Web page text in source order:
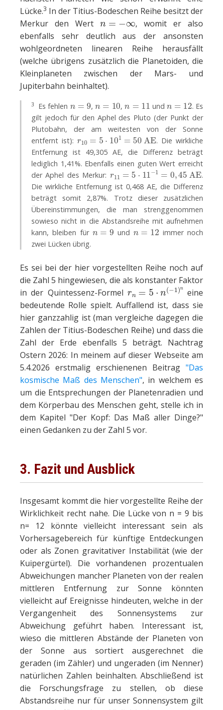
Lücke.3 In der Titius-Bodeschen Reihe besitzt der
Merkur den Wert
n=−∞
, womit er also
ebenfalls sehr deutlich aus der ansonsten
wohlgeordneten linearen Reihe herausfällt
(welche übrigens zusätzlich die Planetoiden, die
Kleinplaneten zwischen der Mars- und
Jupiterbahn beinhaltet).
3 Es fehlen ,
10
,
11
und
12
. Es
gilt jedoch für den Aphel des Pluto (der Punkt der
Plutobahn, der am weitesten von der Sonne
entfernt ist):
r10 =5⋅ 101=50AE
. Die wirkliche
Entfernung ist 49,305 AE, die Differenz beträgt
lediglich 1,41%. Ebenfalls einen guten Wert erreicht
der Aphel des Merkur:
r11=5⋅ 11−1=0,45 AE
.
Die wirkliche Entfernung ist 0,468 AE, die Differenz
beträgt somit 2,87%. Trotz dieser zusätzlichen
Übereinstimmungen, die man strenggenommen
sowieso nicht in die Abstandsreihe mit aufnehmen
kann, bleiben für
n=9
und
n=12
immer noch
zwei Lücken übrig.
Es sei bei der hier vorgestellten Reihe noch auf
die Zahl 5 hingewiesen, die als konstanter Faktor
in der Quintessenz-Formel
rn=5⋅n(−1)n
eine
bedeutende Rolle spielt. Auffallend ist, dass sie
hier ganzzahlig ist (man vergleiche dagegen die
Zahlen der Titius-Bodeschen Reihe) und dass die
Zahl der Erde ebenfalls 5 beträgt. Nachtrag
Ostern 2026: In meinem auf dieser Webseite am
5.4.2026 erstmalig erschienenen Beitrag "Das
kosmische Maß des Menschen", in welchem es
um die Entsprechungen der Planetenradien und
dem Körperbau des Menschen geht, stelle ich in
dem Kapitel "Der Kopf: Das Maß aller Dinge?"
einen Gedanken zu der Zahl 5 vor.
3. Fazit und Ausblick
Insgesamt kommt die hier vorgestellte Reihe der
Wirklichkeit recht nahe. Die Lücke von n = 9 bis
n= 12 könnte vielleicht interessant sein als
Vorhersagebereich für künftige Entdeckungen
oder als Zonen gravitativer Instabilität (wie der
Kuipergürtel). Die vorhandenen prozentualen
Abweichungen mancher Planeten von der realen
mittleren Entfernung zur Sonne könnten
vielleicht auf Ereignisse hindeuten, welche in der
Vergangenheit des Sonnensystems zur
Abweichung geführt haben. Interessant ist,
wieso die mittleren Abstände der Planeten von
der Sonne aus sortiert ausgerechnet die
geraden (im Zähler) und ungeraden (im Nenner)
natürlichen Zahlen beinhalten. Abschließend ist
die Forschungsfrage zu stellen, ob diese
Abstandsreihe nur für unser Sonnensystem gilt